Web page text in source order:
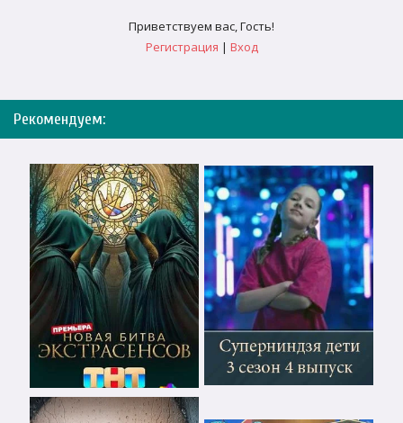
Приветствуем вас,Гость!
Регистрация | Вход
Рекомендуем: